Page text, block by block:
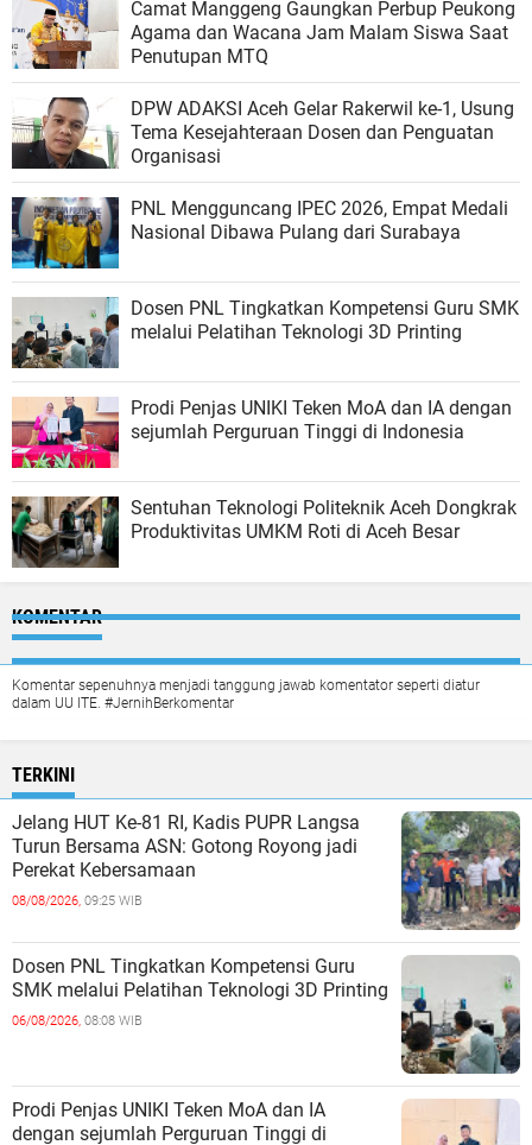
Camat Manggeng Gaungkan Perbup Peukong
Agama dan Wacana Jam Malam Siswa Saat
Penutupan MTQ
DPW ADAKSI Aceh Gelar Rakerwil ke-1, Usung
Tema Kesejahteraan Dosen dan Penguatan
Organisasi
PNL Mengguncang IPEC 2026, Empat Medali
Nasional Dibawa Pulang dari Surabaya
Dosen PNL Tingkatkan Kompetensi Guru SMK
melalui Pelatihan Teknologi 3D Printing
Prodi Penjas UNIKI Teken MoA dan IA dengan
sejumlah Perguruan Tinggi di Indonesia
Sentuhan Teknologi Politeknik Aceh Dongkrak
Produktivitas UMKM Roti di Aceh Besar
KOMENTAR
Komentar sepenuhnya menjadi tanggung jawab komentator seperti diatur
dalam UU ITE. #JernihBerkomentar
TERKINI
Jelang HUT Ke-81 RI, Kadis PUPR Langsa
Turun Bersama ASN: Gotong Royong jadi
Perekat Kebersamaan
08/08/2026, 09:25 WIB
Dosen PNL Tingkatkan Kompetensi Guru
SMK melalui Pelatihan Teknologi 3D Printing
06/08/2026, 08:08 WIB
Prodi Penjas UNIKI Teken MoA dan IA
dengan sejumlah Perguruan Tinggi di